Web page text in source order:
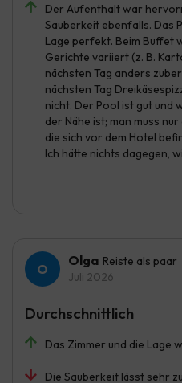
Der Aufenthalt war
Sauberkeit ebenfalls. Das
Lage perfekt. Beim Buffet
Gerichte variiert (z. B.
nächsten Tag anders
nächsten Tag
nicht. Der Pool ist gut und
der Nähe ist; man muss
die sich vor dem Hotel
Ich hätte nichts dagegen,
Olga Reiste als paar
Juli 2026
Das Zimmer und die Lage
Die Sauberkeit lässt sehr
Durchschnittlich